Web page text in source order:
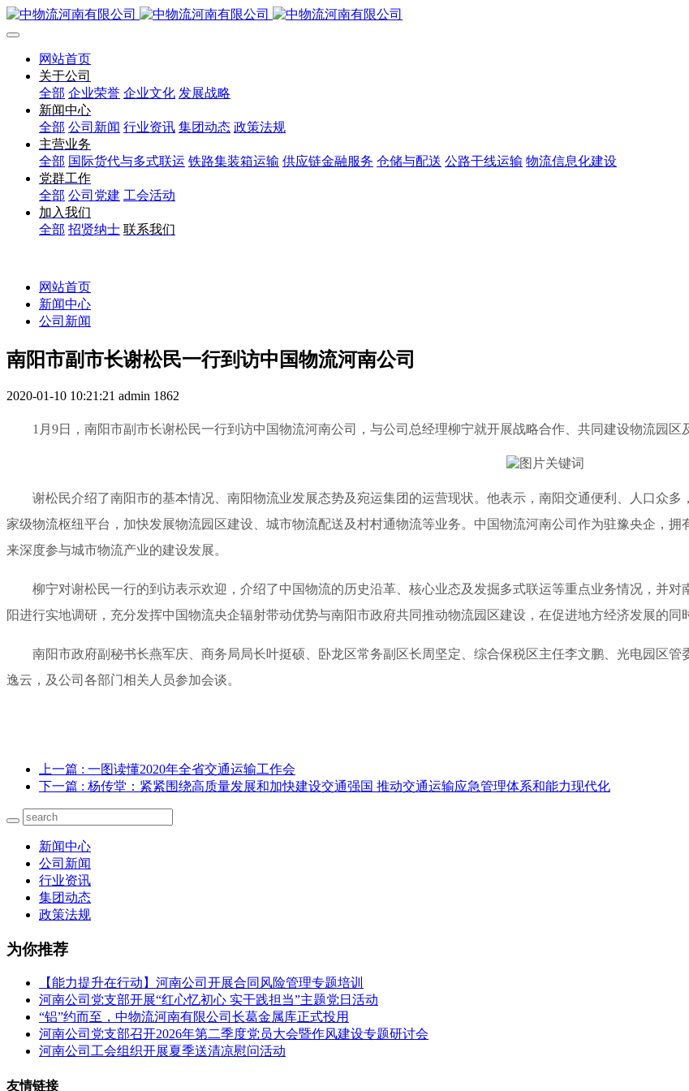
网站首页
关于公司
全部 企业荣誉 企业文化 发展战略
新闻中心
全部 公司新闻 行业资讯 集团动态 政策法规
主营业务
全部 国际货代与多式联运 铁路集装箱运输 供应链金融服务 仓储与配送 公路干线运输 物流信息化建设
党群工作
全部 公司党建 工会活动
加入我们
全部 招贤纳士 联系我们
网站首页
新闻中心
公司新闻
南阳市副市长谢松民一行到访中国物流河南公司
2020-01-10 10:21:21 admin 1862
1月9日，南阳市副市长谢松民一行到访中国物流河南公司，与公司总经理柳宁就开展战略合作、共同建设物流园区
谢松民介绍了南阳市的基本情况、南阳物流业发展态势及宛运集团的运营现状。他表示，南阳交通便利、人口众
家级物流枢纽平台，加快发展物流园区建设、城市物流配送及村村通物流等业务。中国物流河南公司作为驻豫央企，
来深度参与城市物流产业的建设发展。
柳宁对谢松民一行的到访表示欢迎，介绍了中国物流的历史沿革、核心业态及发掘多式联运等重点业务情况，并
阳进行实地调研，充分发挥中国物流央企辐射带动优势与南阳市政府共同推动物流园区建设，在促进地方经济发展的同
南阳市政府副秘书长燕军庆、商务局局长叶挺硕、卧龙区常务副区长周坚定、综合保税区主任李文鹏、光电园区
逸云，及公司各部门相关人员参加会谈。
上一篇 : 一图读懂2020年全省交通运输工作会
下一篇 : 杨传堂：紧紧围绕高质量发展和加快建设交通强国 推动交通运输应急管理体系和能力现代化
新闻中心
公司新闻
行业资讯
集团动态
政策法规
为你推荐
【能力提升在行动】河南公司开展合同风险管理专题培训
河南公司党支部开展“红心忆初心 实干践担当”主题党日活动
“铝”约而至，中物流河南有限公司长葛金属库正式投用
河南公司党支部召开2026年第二季度党员大会暨作风建设专题研讨会
河南公司工会组织开展夏季送清凉慰问活动
友情链接